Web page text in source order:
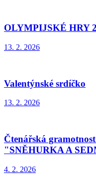
OLYMPIJSKÉ HRY
13. 2. 2026
Valentýnské srdíčko
13. 2. 2026
Čtenářská
"SNĚHURKA A
4. 2. 2026